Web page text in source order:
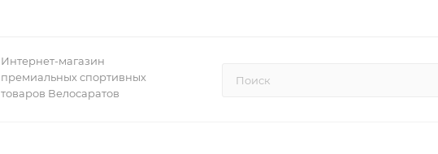
Интернет-магазин
премиальных спортивных
товаров Велосаратов